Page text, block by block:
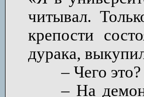
читывал.
крепости
дурака,
– Чего это?
– На